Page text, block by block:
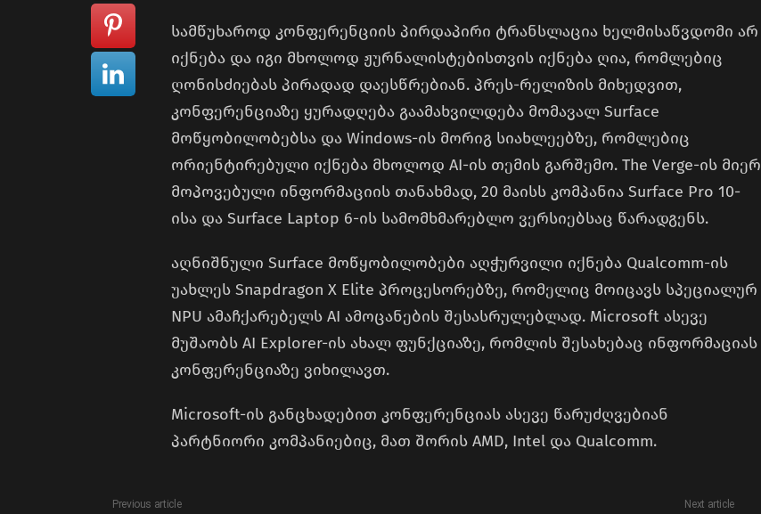
სამწუხაროდ კონფერენციის პირდაპირი ტრანსლაცია ხელმისაწვდომი არ
იქნება და იგი მხოლოდ ჟურნალისტებისთვის იქნება ღია, რომლებიც
ღონისძიებას პირადად დაესწრებიან. პრეს-რელიზის მიხედვით,
კონფერენციაზე ყურადღება გაამახვილდება მომავალ Surface
მოწყობილობებსა და Windows-ის მორიგ სიახლეებზე, რომლებიც
ორიენტირებული იქნება მხოლოდ AI-ის თემის გარშემო. The Verge-ის მიერ
მოპოვებული ინფორმაციის თანახმად, 20 მაისს კომპანია Surface Pro 10-
ისა და Surface Laptop 6-ის სამომხმარებლო ვერსიებსაც წარადგენს.
აღნიშნული Surface მოწყობილობები აღჭურვილი იქნება Qualcomm-ის
უახლეს Snapdragon X Elite პროცესორებზე, რომელიც მოიცავს სპეციალურ
NPU ამაჩქარებელს AI ამოცანების შესასრულებლად. Microsoft ასევე
მუშაობს AI Explorer-ის ახალ ფუნქციაზე, რომლის შესახებაც ინფორმაციას
კონფერენციაზე ვიხილავთ.
Microsoft-ის განცხადებით კონფერენციას ასევე წარუძღვებიან
პარტნიორი კომპანიებიც, მათ შორის AMD, Intel და Qualcomm.
Previous article Next article